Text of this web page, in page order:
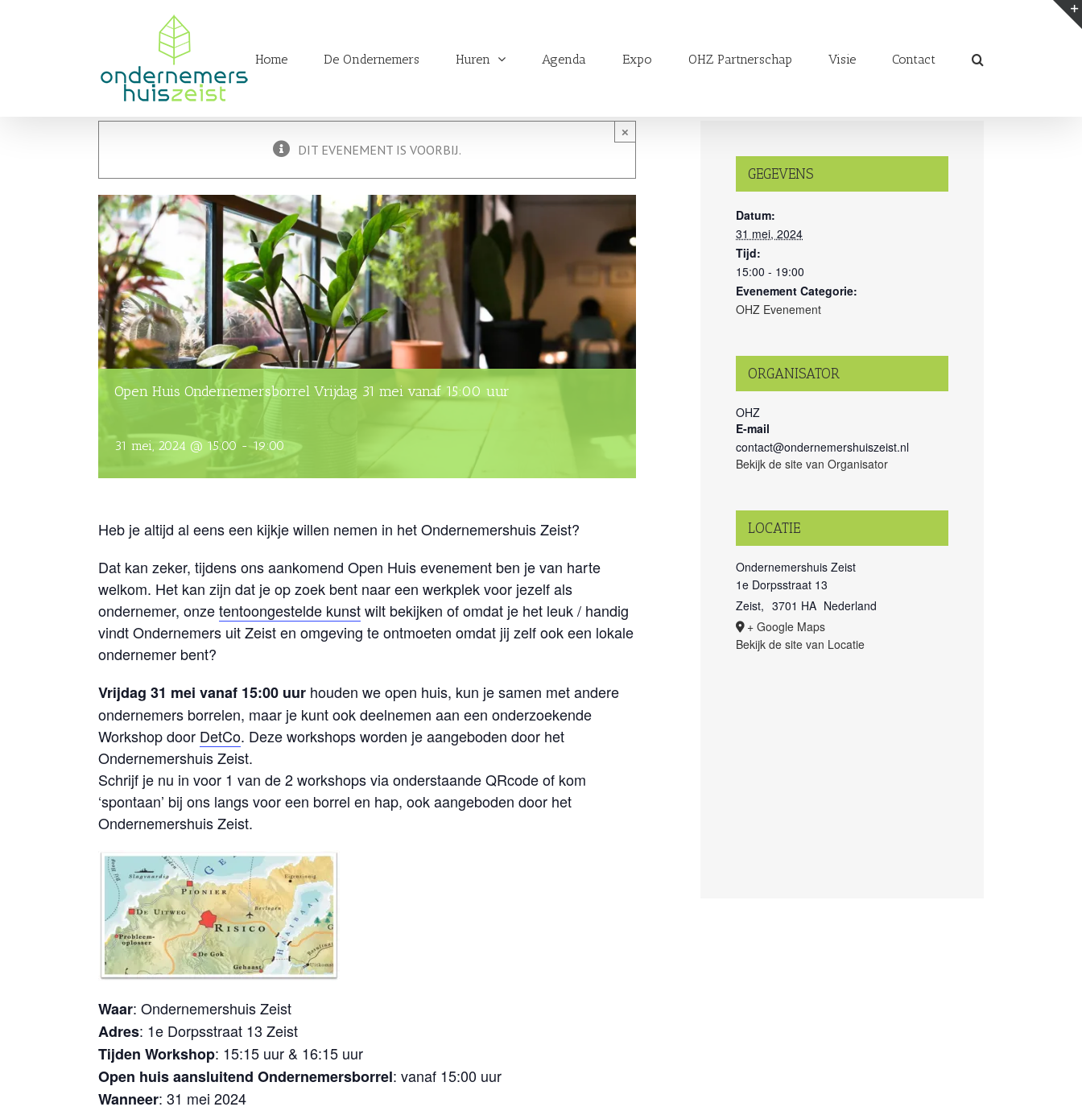
Home De Ondernemers Huren Agenda Expo OHZ Partnerschap Visie Contact
×
DIT EVENEMENT IS VOORBIJ.
Open Huis Ondernemersborrel Vrijdag 31 mei vanaf 15:00 uur
31 mei, 2024 @ 15:00 -19:00
Heb je altijd al eens een kijkje willen nemen in het Ondernemershuis Zeist?
Dat kan zeker, tijdens ons aankomend Open Huis evenement ben je van harte
welkom. Het kan zijn dat je op zoek bent naar een werkplek voor jezelf als
ondernemer, onzetentoongestelde kunstwilt bekijken of omdat je het leuk / handig
vindt Ondernemers uit Zeist en omgeving te ontmoeten omdat jij zelf ook een lokale
ondernemer bent?
Vrijdag 31 mei vanaf 15:00 uur houden we open huis, kun je samen met andere
ondernemers borrelen, maar je kunt ook deelnemen aan een onderzoekende
Workshop door DetCo. Deze workshops worden je aangeboden door het
Ondernemershuis Zeist.
Schrijf je nu in voor 1 van de 2 workshops via onderstaande QRcode of kom
‘spontaan’ bij ons langs voor een borrel en hap, ook aangeboden door het
Ondernemershuis Zeist.
Waar: Ondernemershuis Zeist
Adres: 1e Dorpsstraat 13 Zeist
Tijden Workshop: 15:15 uur & 16:15 uur
Open huis aansluitend Ondernemersborrel: vanaf 15:00 uur
Wanneer: 31 mei 2024
GEGEVENS
Datum:
31 mei, 2024
Tijd:
15:00 - 19:00
Evenement Categorie:
OHZ Evenement
ORGANISATOR
OHZ
E-mail
contact@ondernemershuiszeist.nl
Bekijk de site van Organisator
LOCATIE
Ondernemershuis Zeist
1e Dorpsstraat 13
Zeist, 3701 HA Nederland
+ Google Maps
Bekijk de site van Locatie